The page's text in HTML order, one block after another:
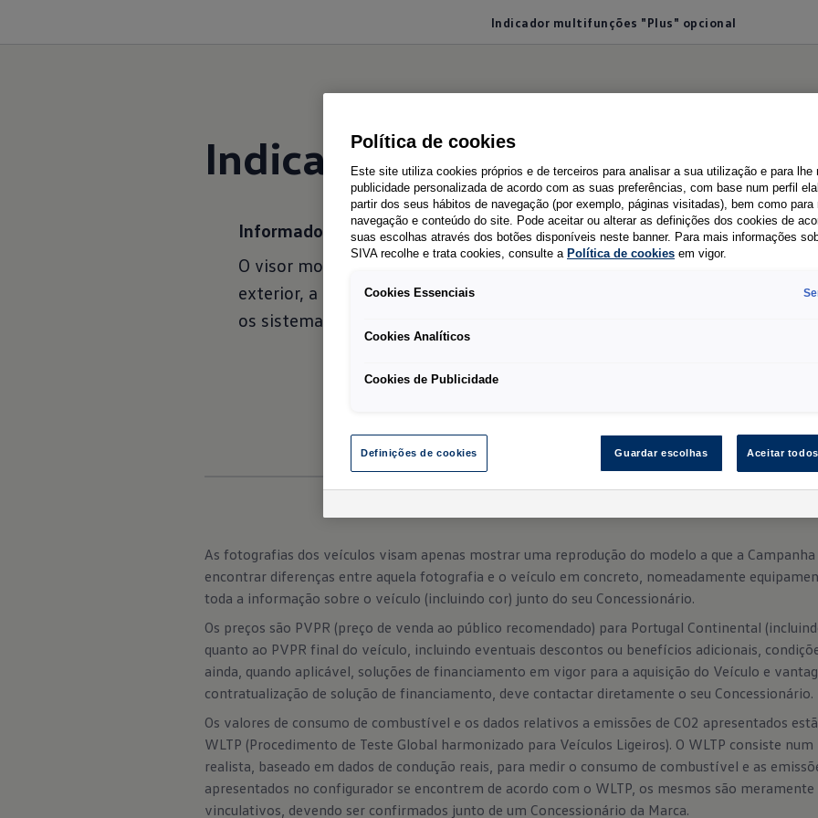
Indicador multifunções "Plus" opcional
Indicador multifunções "Plus"
Informado
em segurança
O visor monocromático TFT apresenta informações atuais, como por
exterior, a autonomia restante e o consumo médio. Além disso, permite
os sistemas de assistência ao condutor e controlar rapidamente as
As fotografias dos veículos visam apenas mostrar uma reprodução do modelo a que a
encontrar diferenças entre aquela fotografia e o veículo em concreto, nomeadamente
toda a informação sobre o veículo (incluindo cor) junto do seu Concessionário.
Os preços são PVPR (preço de venda ao público recomendado) para Portugal Continental
quanto ao PVPR final do veículo, incluindo eventuais descontos ou benefícios adicionais,
ainda, quando aplicável, soluções de financiamento em vigor para a aquisição do Veículo e
contratualização de solução de financiamento, deve contactar diretamente o seu Concessionário.
Os valores de consumo de combustível e os dados relativos a emissões de CO2 apresentados
WLTP (Procedimento de Teste Global harmonizado para Veículos Ligeiros). O WLTP consiste
realista, baseado em dados de condução reais, para medir o consumo de combustível e as
apresentados no configurador se encontrem de acordo com o WLTP, os mesmos são
vinculativos, devendo ser confirmados junto de um Concessionário da Marca.
Política de cookies
Este site utiliza cookies próprios e de terceiros para analisar a sua utilização e para lhe
publicidade personalizada de acordo com as suas preferências, com base num perfil
partir dos seus hábitos de navegação (por exemplo, páginas visitadas), bem como para
navegação e conteúdo do site. Pode aceitar ou alterar as definições dos cookies de
suas escolhas através dos botões disponíveis neste banner. Para mais informações
SIVA recolhe e trata cookies, consulte a Política de cookies em vigor.
Cookies Essenciais
Cookies Analíticos
Cookies de Publicidade
Definições de cookies Guardar escolhas Aceitar